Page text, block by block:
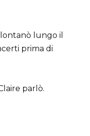
lungo il
prima di
parlò.